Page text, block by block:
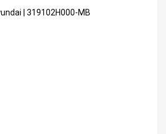
| 319102H000-MB